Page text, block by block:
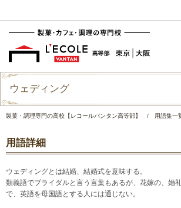
ウェディング
製菓・調理専門の高校【レコールバンタン高等部】 / 用語集一
用語詳細
ウェディングとは結婚、結婚式を意味する。
類義語でブライダルと言う言葉もあるが、花嫁の、婚
で、英語を母国語とする人には通じない。